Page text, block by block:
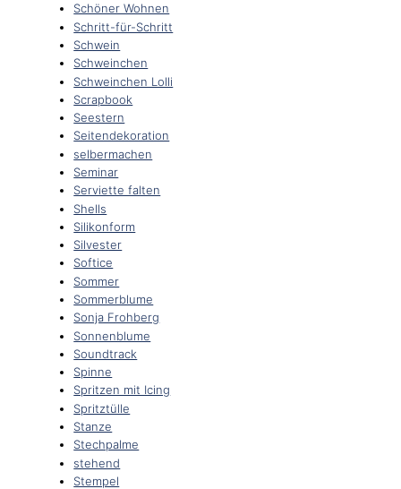
Schöner Wohnen
Schritt-für-Schritt
Schwein
Schweinchen
Schweinchen Lolli
Scrapbook
Seestern
Seitendekoration
selbermachen
Seminar
Serviette falten
Shells
Silikonform
Silvester
Softice
Sommer
Sommerblume
Sonja Frohberg
Sonnenblume
Soundtrack
Spinne
Spritzen mit Icing
Spritztülle
Stanze
Stechpalme
stehend
Stempel